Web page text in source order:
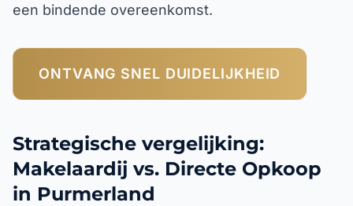
een bindende overeenkomst.
ONTVANG SNEL DUIDELIJKHEID
Strategische vergelijking:
Makelaardij vs. Directe Opkoop
in Purmerland